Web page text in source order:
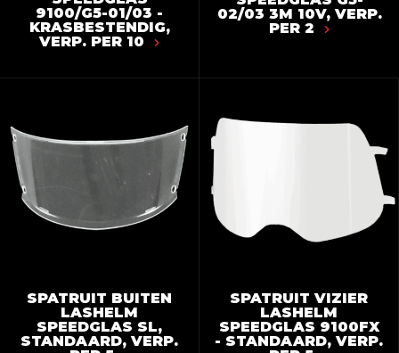
9100/G5-01/03 -
KRASBESTENDIG,
VERP. PER 10
02/03 3M 10V, VERP.
PER 2
SPATRUIT BUITEN
LASHELM
SPEEDGLAS SL,
STANDAARD, VERP.
SPATRUIT VIZIER
LASHELM
SPEEDGLAS 9100FX
- STANDAARD, VERP.